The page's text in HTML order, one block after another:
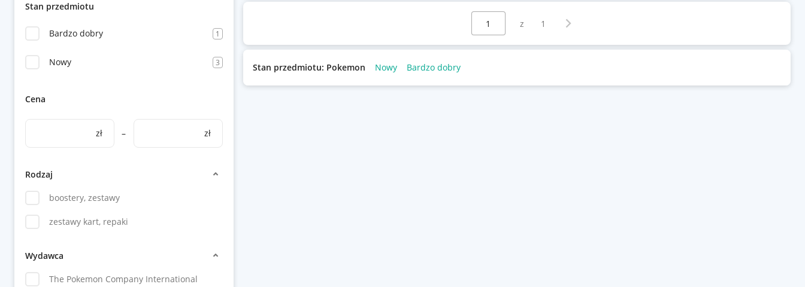
Stan przedmiotu
Bardzo dobry 1
Nowy 3
Cena
zł – zł
Rodzaj
boostery, zestawy
zestawy kart, repaki
Wydawca
The Pokemon Company International
Wybierz stronę:
z 1 Następna strona
Stan przedmiotu: Pokemon Nowy Bardzo dobry